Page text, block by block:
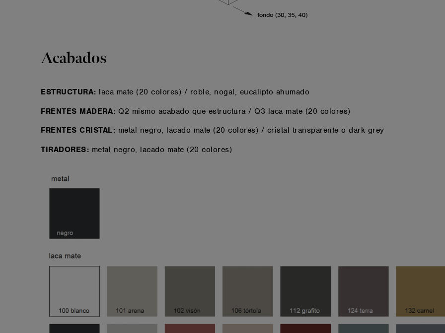
Acabados
ESTRUCTURA: laca mate (20 colores) / roble, nogal, eucalipto ahumado
FRENTES MADERA: Q2 mismo acabado que estructura / Q3 laca mate (20 colores)
FRENTES CRISTAL: metal negro, lacado mate (20 colores) / cristal transparente o dark grey
TIRADORES: metal negro, lacado mate (20 colores)